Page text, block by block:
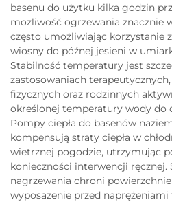
basenu do użytku kilka godzin
możliwość ogrzewania znacznie
często umożliwiając korzystanie
wiosny do późnej jesieni w
Stabilność temperatury jest
zastosowaniach
fizycznych oraz rodzinnych
określonej temperatury wody
Pompy ciepła do basenów
kompensują straty ciepła w
wietrznej pogodzie, utrzymując
konieczności interwencji ręcznej.
nagrzewania chroni
wyposażenie przed